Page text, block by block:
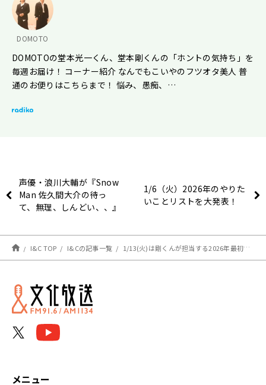
DOMOTO
DOMOTOの堂本光一くん、堂本剛くんの「ホントの気持ち」を
毎週お届け！ コーナー紹介 なんでもこいやのフツオタ美人 普
通のお便りはこちらまで！ 悩み、愚痴、…
声優・浪川大輔が『Snow
Man 佐久間大介の待っ
て、無理、しんどい、、』
はなく怒涛の展開！ めく
るめくトーク！」
1/6（火）2026年のやりた
いことリストを大発表！
I&C TOP I&Cの記事一覧 1/13(火)は剛くんが担当する2026年最初のどんなもんヤ！
メニュー